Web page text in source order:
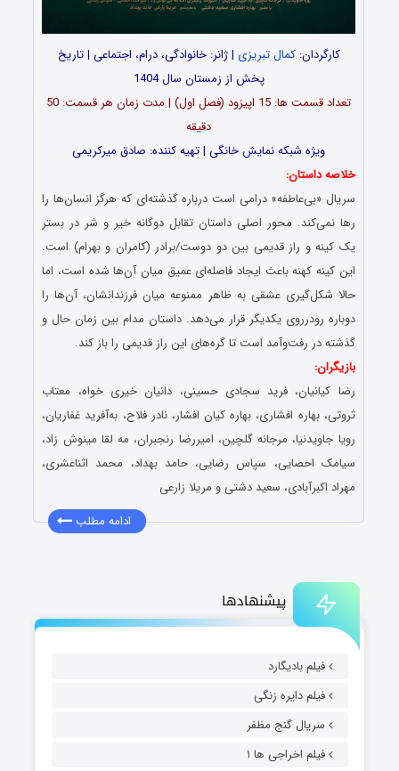
پیشنهادها
فیلم بادیگارد
فیلم دایره زنگی
سریال گنج مظفر
فیلم اخراجی ها ۱
کارگردان:کمال تبریزی | ژانر: خانوادگی، درام، اجتماعی | تاریخ
پخش از زمستان سال 1404
تعداد قسمت ها: 15 اپیزود (فصل اول) | مدت زمان هر قسمت: 50
دقیقه
ویژه شبکه نمایش خانگی | تهیه کننده: صادق میرکریمی
خلاصه داستان:
سریال «بی‌عاطفه» درامی است درباره گذشته‌ای که هرگز انسان‌ها را
رها نمی‌کند. محور اصلی داستان تقابل دوگانه خیر و شر در بستر
یک کینه و راز قدیمی بین دو دوست/برادر (کامران و بهرام) است.
این کینه کهنه باعث ایجاد فاصله‌ای عمیق میان آن‌ها شده است، اما
حالا شکل‌گیری عشقی به ظاهر ممنوعه میان فرزندانشان، آن‌ها را
دوباره رودرروی یکدیگر قرار می‌دهد. داستان مدام بین زمان حال و
گذشته در رفت‌وآمد است تا گره‌های این راز قدیمی را باز کند.
بازیگران:
رضا کیانیان، فرید سجادی حسینی، دانیان خیری خواه، معتاب
ثروتی، بهاره افشاری، بهاره کیان افشار، نادر فلاح، به‌آفرید غفاریان،
رویا جاویدنیا، مرجانه گلچین، امیررضا رنجبران، مه لقا مینوش زاد،
سیامک احصایی، سپاس رضایی، حامد بهداد، محمد اثناعشری،
مهراد اکبرآبادی، سعید دشتی و مریلا زارعی
ادامه مطلب